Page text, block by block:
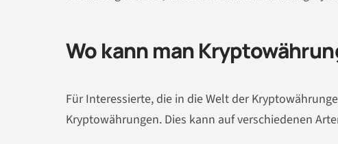
Wo kann man
Für Interessierte, die in die Welt der
Kryptowährungen. Dies kann auf verschiedenen